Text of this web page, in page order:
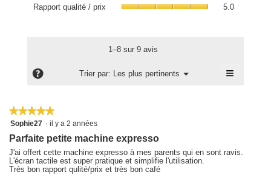
Rapport qualité / prix 5.0
5.
1–8 sur 9 avis
? Trier par: Les plus pertinents ▼
Menu ≡
jour
★★★★★
★★★★★
5
5
Sophie27 · il y a 2 années
Parfaite petite machine expresso
J'ai offert cette machine expresso à mes parents qui en sont ravis.
L'écran tactile est super pratique et simplifie l'utilisation.
Très bon rapport qulité/prix et très bon café